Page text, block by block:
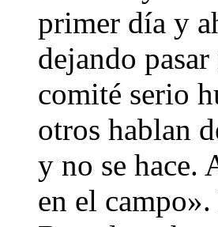
primer día y
dejando
comité serio
otros hablan
y no se hace.
en el